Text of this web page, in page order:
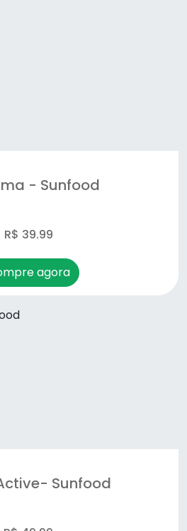
- Sunfood
- Sunfood
R$ 39.99
agora
Sunfood